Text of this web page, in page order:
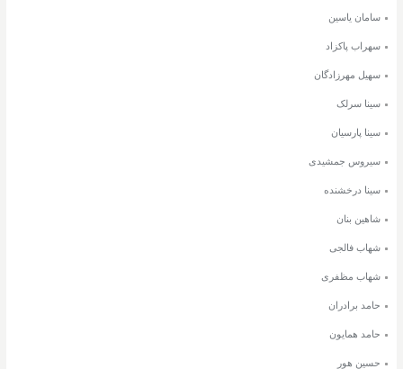
سامان یاسین
سهراب پاکزاد
سهیل مهرزادگان
سینا سرلک
سینا پارسیان
سیروس جمشیدی
سینا درخشنده
شاهین بنان
شهاب فالجی
شهاب مظفری
حامد برادران
حامد همایون
حسین هور